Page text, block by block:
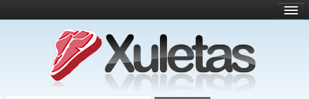
¿Qué es esto?
Directorio